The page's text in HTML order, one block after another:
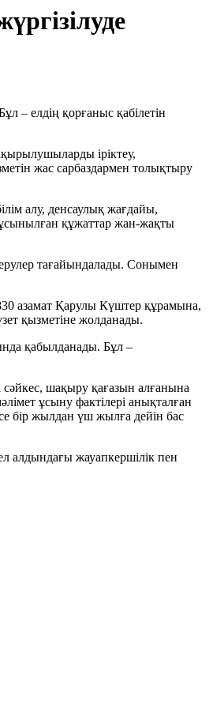
– елдің қорғаныс қабілетін
іріктеу,
жас сарбаздармен толықтыру
алу, денсаулық жағдайы,
құжаттар жан-жақты
тағайындалады. Сонымен
азамат Қарулы Күштер құрамына,
қызметіне жолданады.
қабылданады. Бұл –
сәйкес, шақыру қағазын алғанына
ұсыну фактілері анықталған
бір жылдан үш жылға дейін бас
алдындағы жауапкершілік пен